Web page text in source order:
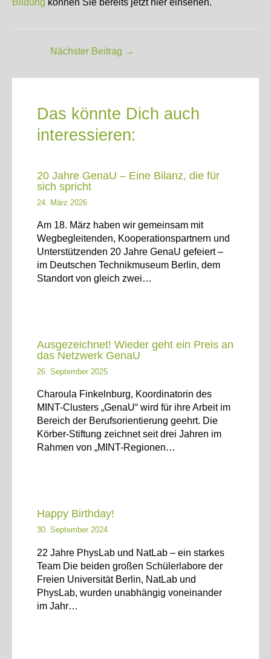
Nächster Beitrag →
Das könnte Dich auch
interessieren:
20 Jahre GenaU – Eine Bilanz, die für
sich spricht
24. März 2026
Am 18. März haben wir gemeinsam mit
Wegbegleitenden, Kooperationspartnern und
Unterstützenden 20 Jahre GenaU gefeiert –
im Deutschen Technikmuseum Berlin, dem
Standort von gleich zwei…
Ausgezeichnet! Wieder geht ein Preis an
das Netzwerk GenaU
26. September 2025
Charoula Finkelnburg, Koordinatorin des
MINT-Clusters „GenaU“ wird für ihre Arbeit im
Bereich der Berufsorientierung geehrt. Die
Körber-Stiftung zeichnet seit drei Jahren im
Rahmen von „MINT-Regionen…
Happy Birthday!
30. September 2024
22 Jahre PhysLab und NatLab – ein starkes
Team Die beiden großen Schülerlabore der
Freien Universität Berlin, NatLab und
PhysLab, wurden unabhängig voneinander
im Jahr…